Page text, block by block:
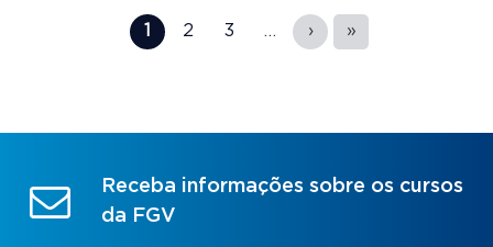
1 2 3 … › »
Receba informações sobre os cursos
da FGV